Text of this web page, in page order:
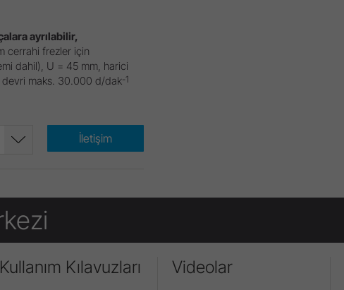
ayrılabilir,
cerrahi frezler için
dahil), U = 45 mm, harici
devri maks. 30.000 d/dak-1
İletişim
Kullanım Kılavuzları Videolar